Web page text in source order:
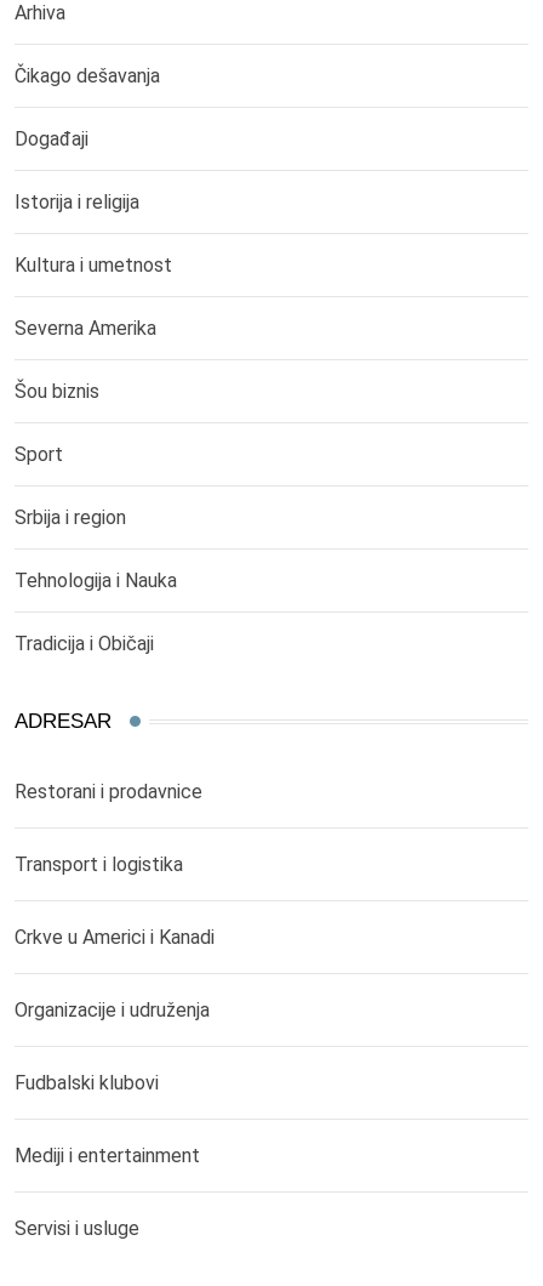
Arhiva
Čikago dešavanja
Događaji
Istorija i religija
Kultura i umetnost
Severna Amerika
Šou biznis
Sport
Srbija i region
Tehnologija i Nauka
Tradicija i Običaji
ADRESAR
Restorani i prodavnice
Transport i logistika
Crkve u Americi i Kanadi
Organizacije i udruženja
Fudbalski klubovi
Mediji i entertainment
Servisi i usluge